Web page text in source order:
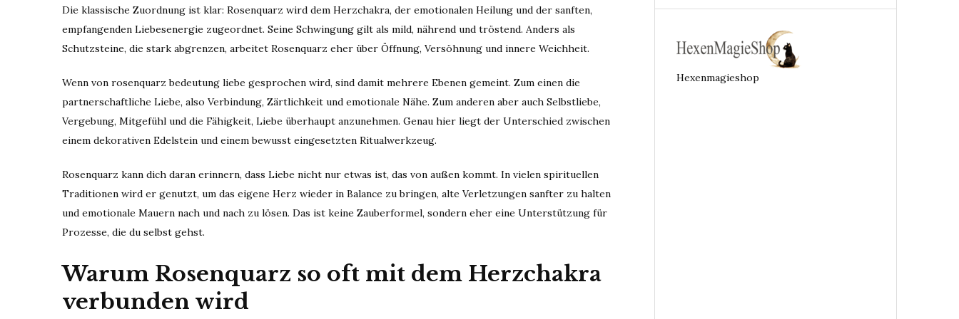
Die klassische Zuordnung ist klar: Rosenquarz wird dem Herzchakra, der emotionalen Heilung und der sanften,
empfangenden Liebesenergie zugeordnet. Seine Schwingung gilt als mild, nährend und tröstend. Anders als
Schutzsteine, die stark abgrenzen, arbeitet Rosenquarz eher über Öffnung, Versöhnung und innere Weichheit.
Wenn von rosenquarz bedeutung liebe gesprochen wird, sind damit mehrere Ebenen gemeint. Zum einen die
partnerschaftliche Liebe, also Verbindung, Zärtlichkeit und emotionale Nähe. Zum anderen aber auch Selbstliebe,
Vergebung, Mitgefühl und die Fähigkeit, Liebe überhaupt anzunehmen. Genau hier liegt der Unterschied zwischen
einem dekorativen Edelstein und einem bewusst eingesetzten Ritualwerkzeug.
Rosenquarz kann dich daran erinnern, dass Liebe nicht nur etwas ist, das von außen kommt. In vielen spirituellen
Traditionen wird er genutzt, um das eigene Herz wieder in Balance zu bringen, alte Verletzungen sanfter zu halten
und emotionale Mauern nach und nach zu lösen. Das ist keine Zauberformel, sondern eher eine Unterstützung für
Prozesse, die du selbst gehst.
Warum Rosenquarz so oft mit dem Herzchakra
verbunden wird
Hexenmagieshop